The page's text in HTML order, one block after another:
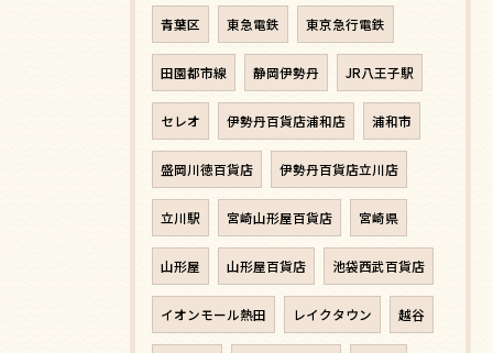
青葉区 東急電鉄 東京急行電鉄
田園都市線 静岡伊勢丹 JR八王子駅
セレオ 伊勢丹百貨店浦和店 浦和市
盛岡川徳百貨店 伊勢丹百貨店立川店
立川駅 宮崎山形屋百貨店 宮崎県
山形屋 山形屋百貨店 池袋西武百貨店
イオンモール熱田 レイクタウン 越谷